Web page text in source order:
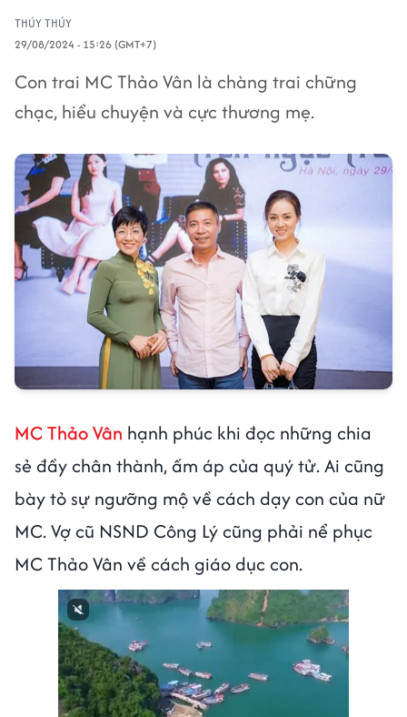
THÚY THÚY
29/08/2024 - 15:26 (GMT+7)
Con trai MC Thảo Vân là chàng trai chững
chạc, hiểu chuyện và cực thương mẹ.
MC Thảo Vân hạnh phúc khi đọc những chia
sẻ đầy chân thành, ấm áp của quý tử. Ai cũng
bày tỏ sự ngưỡng mộ về cách dạy con của nữ
MC. Vợ cũ NSND Công Lý cũng phải nể phục
MC Thảo Vân về cách giáo dục con.